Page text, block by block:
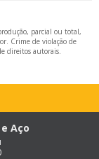
parcial ou total,
Crime de violação de
direitos autorais.
Aço